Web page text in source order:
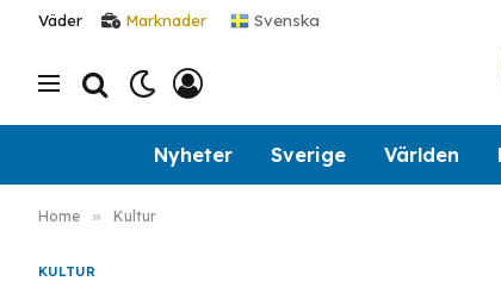
Väder Marknader Svenska
Nyheter Sverige Världen
Home » Kultur
KULTUR